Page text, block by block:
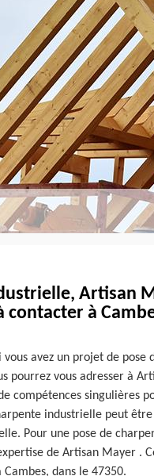
Artisan
à
avez un projet de pose
pourrez vous adresser à
compétences singulières
industrielle peut être
Pour une pose de
de Artisan Mayer .
dans le 47350.